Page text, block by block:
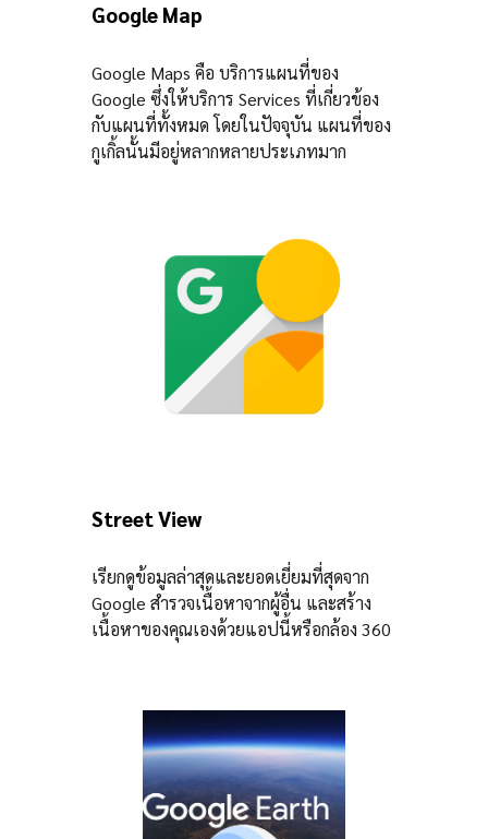
Google Map
Google Maps คือ บริการแผนที่ของ
Google ซึ่งให้บริการ Services ที่เกี่ยวข้อง
กับแผนที่ทั้งหมด โดยในปัจจุบัน แผนที่ของ
กูเกิ้ลนั้นมีอยู่หลากหลายประเภทมาก
Street View
เรียกดูข้อมูลล่าสุดและยอดเยี่ยมที่สุดจาก
Google สำรวจเนื้อหาจากผู้อื่น และสร้าง
เนื้อหาของคุณเองด้วยแอปนี้หรือกล้อง 360